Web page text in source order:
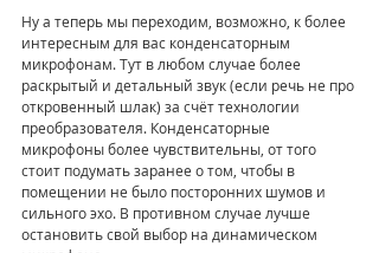
Ну а теперь мы переходим, возможно, к более
интересным для вас конденсаторным
микрофонам. Тут в любом случае более
раскрытый и детальный звук (если речь не про
откровенный шлак) за счёт технологии
преобразователя. Конденсаторные
микрофоны более чувствительны, от того
стоит подумать заранее о том, чтобы в
помещении не было посторонних шумов и
сильного эхо. В противном случае лучше
остановить свой выбор на динамическом